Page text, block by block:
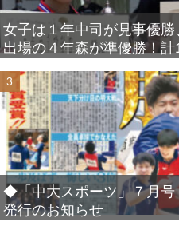
女子は１年中司が見事優勝
出場の４年森が準優勝！計
剣道選手権大会・第72回
選手権大会
◆「中大スポーツ」７月号
発行のお知らせ